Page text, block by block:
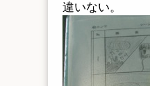
違いない。